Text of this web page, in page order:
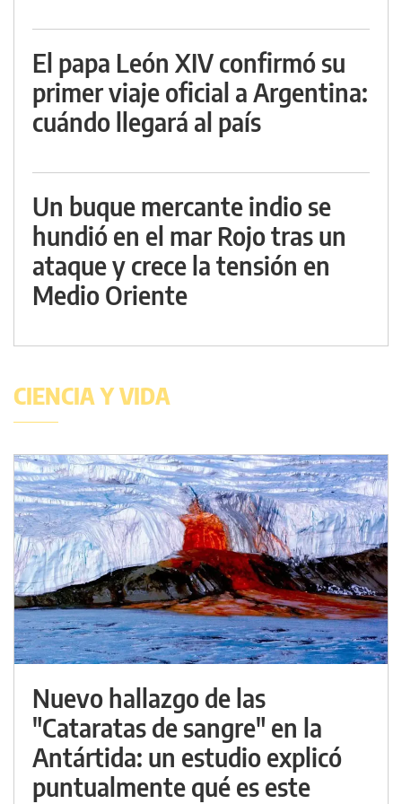
El papa León XIV confirmó su
primer viaje oficial a Argentina:
cuándo llegará al país
Un buque mercante indio se
hundió en el mar Rojo tras un
ataque y crece la tensión en
Medio Oriente
CIENCIA Y VIDA
Nuevo hallazgo de las
"Cataratas de sangre" en la
Antártida: un estudio explicó
puntualmente qué es este